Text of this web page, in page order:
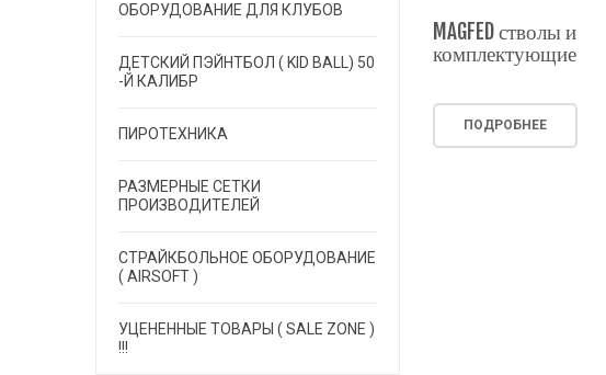
ОБОРУДОВАНИЕ ДЛЯ КЛУБОВ
ДЕТСКИЙ ПЭЙНТБОЛ ( KID BALL) 50
-Й КАЛИБР
ПИРОТЕХНИКА
РАЗМЕРНЫЕ СЕТКИ
ПРОИЗВОДИТЕЛЕЙ
СТРАЙКБОЛЬНОЕ ОБОРУДОВАНИЕ
( AIRSOFT )
УЦЕНЕННЫЕ ТОВАРЫ ( SALE ZONE )
!!!
MAGFED стволы и
комплектующие
ПОДРОБНЕЕ